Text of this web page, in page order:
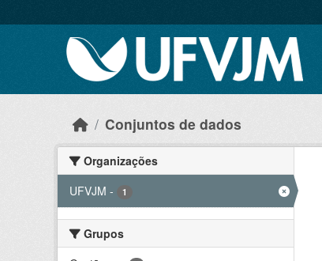
Conjuntos de dados
Organizações
UFVJM - 1
Grupos